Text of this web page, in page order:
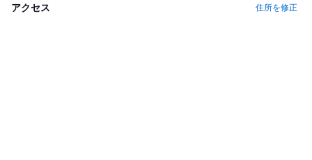
アクセス 住所を修正